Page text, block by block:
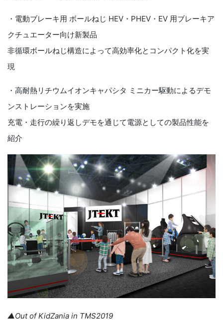
・電動ブレーキ用 ボールねじ HEV・PHEV・EV 用ブレーキア
クチュエーター向け新製品
非循環ボールねじ構造によって高効率化とコンパクト化を実
現
・高耐熱リチウムイオンキャパシタ ミニカー駆動によるデモ
ンストレーションを実施
充電・走行の繰り返しデモを通じて電源としての製品性能を
紹介
▲Out of KidZania in TMS2019